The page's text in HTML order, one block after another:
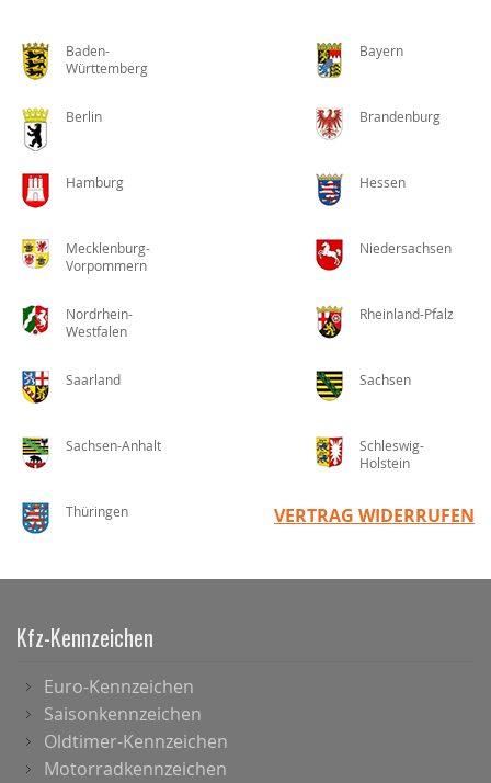
Baden-
Württemberg
Bayern
Berlin Brandenburg
Hamburg Hessen
Mecklenburg-
Vorpommern
Niedersachsen
Nordrhein-
Westfalen
Rheinland-Pfalz
Saarland Sachsen
Sachsen-Anhalt
Schleswig-
Holstein
Thüringen VERTRAG WIDERRUFEN
Kfz-Kennzeichen
Euro-Kennzeichen
Saisonkennzeichen
Oldtimer-Kennzeichen
Motorradkennzeichen